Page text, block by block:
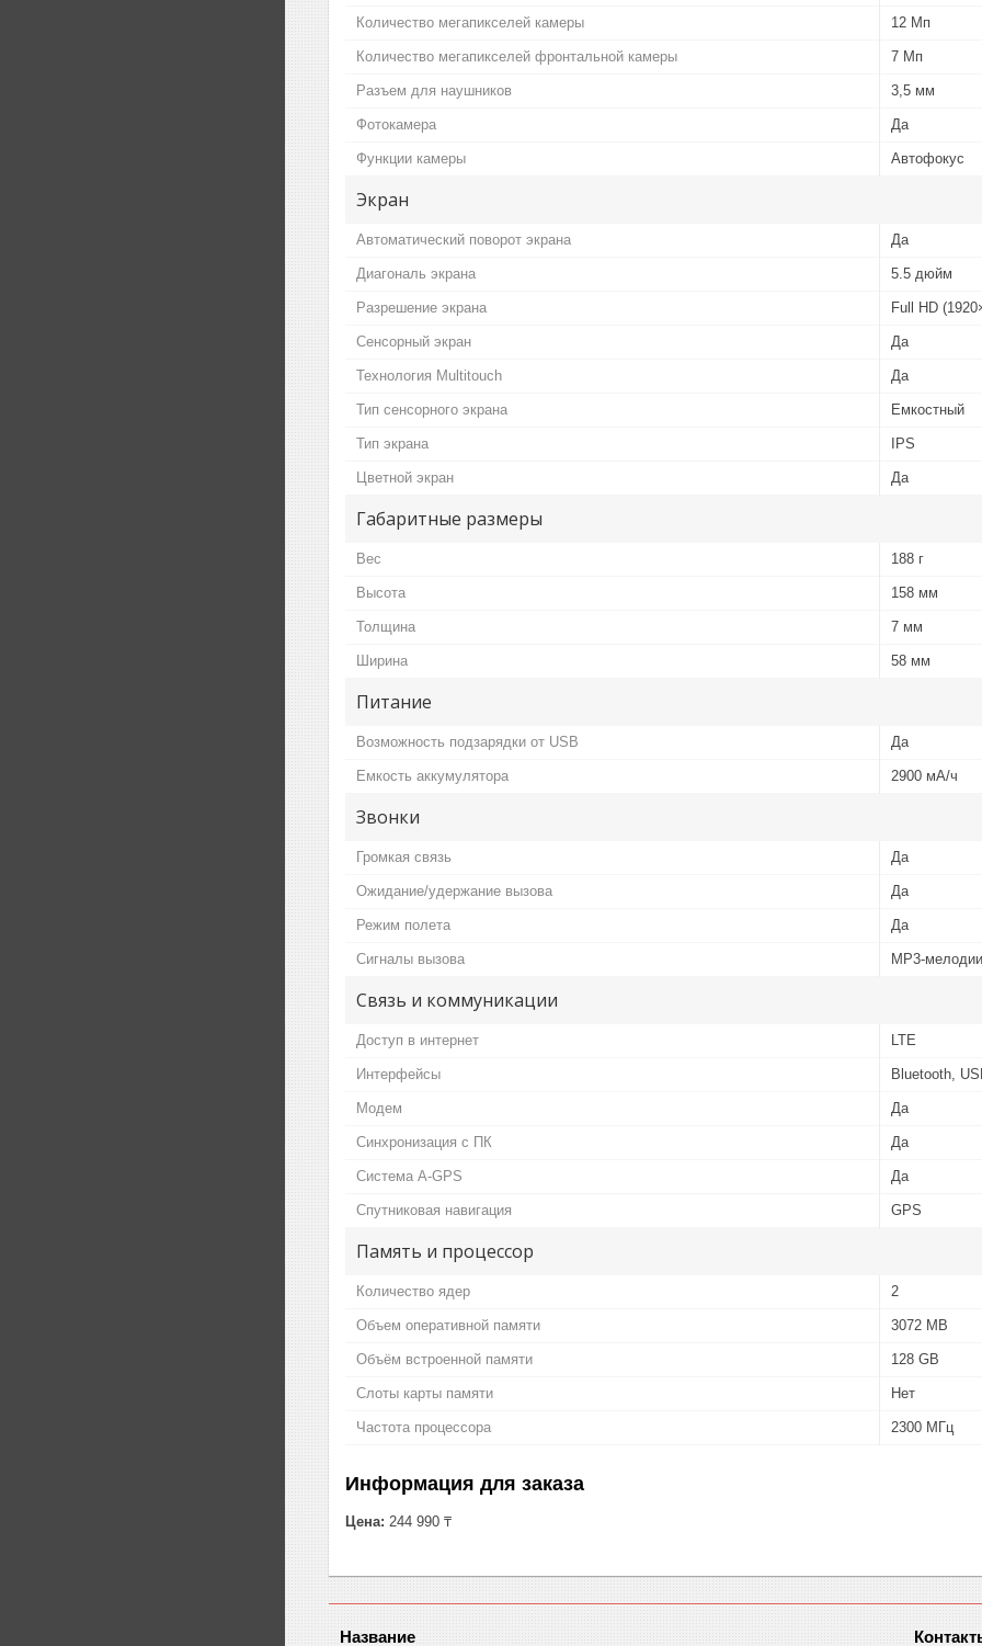
Количество мегапикселей камеры 12 Мп
Количество мегапикселей фронтальной камеры 7 Мп
Разъем для наушников 3,5 мм
Фотокамера Да
Функции камеры Автофокус
Экран
Автоматический поворот экрана Да
Диагональ экрана 5.5 дюйм
Разрешение экрана Full HD
Сенсорный экран Да
Технология Multitouch Да
Тип сенсорного экрана Емкостный
Тип экрана IPS
Цветной экран Да
Габаритные размеры
Вес 188 г
Высота 158 мм
Толщина 7 мм
Ширина 58 мм
Питание
Возможность подзарядки от USB Да
Емкость аккумулятора 2900 мА/ч
Звонки
Громкая связь Да
Ожидание/удержание вызова Да
Режим полета Да
Сигналы вызова MP3-
Связь и коммуникации
Доступ в интернет LTE
Интерфейсы Bluetooth,
Модем Да
Синхронизация с ПК Да
Система A-GPS Да
Спутниковая навигация GPS
Память и процессор
Количество ядер 2
Объем оперативной памяти 3072 MB
Объём встроенной памяти 128 GB
Слоты карты памяти Нет
Частота процессора 2300 МГц
Информация для заказа
Цена: 244 990 ₸